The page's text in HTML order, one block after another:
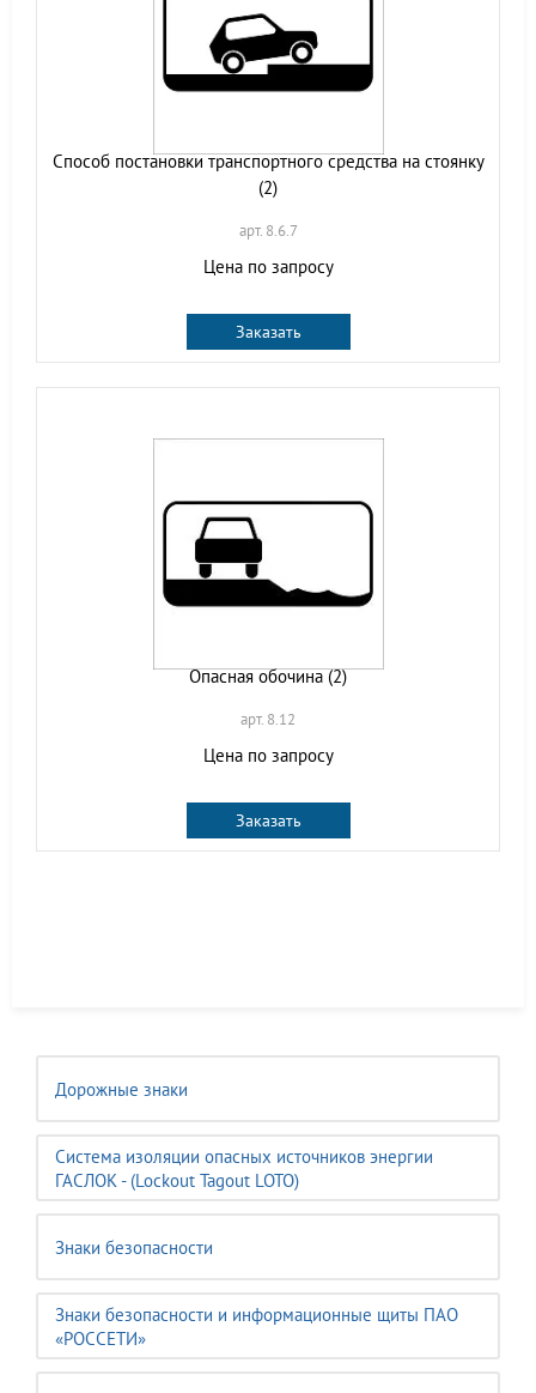
Дорожные знаки
Система изоляции опасных источников энергии
ГАСЛОК - (Lockout Tagout LOTO)
Знаки безопасности
Знаки безопасности и информационные щиты ПАО
«РОССЕТИ»
Способ постановки транспортного средства на стоянку
(2)
арт. 8.6.7
Цена по запросу
Заказать
Опасная обочина (2)
арт. 8.12
Цена по запросу
Заказать